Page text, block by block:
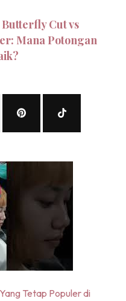
Butterfly Cut vs
Mana Potongan
Tetap Populer di